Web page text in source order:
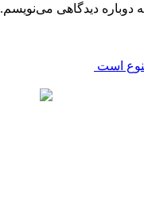
دوباره دیدگاهی می‌نویسم.
است